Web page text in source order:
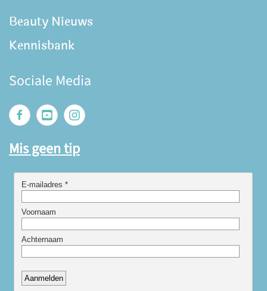
Beauty Nieuws
Kennisbank
Sociale Media
Mis geen tip